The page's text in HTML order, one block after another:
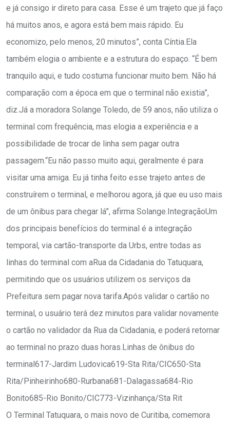
e já consigo ir direto para casa. Esse é um trajeto que já faço
há muitos anos, e agora está bem mais rápido. Eu
economizo, pelo menos, 20 minutos”, conta Cíntia.Ela
também elogia o ambiente e a estrutura do espaço. “É bem
tranquilo aqui, e tudo costuma funcionar muito bem. Não há
comparação com a época em que o terminal não existia”,
diz.Já a moradora Solange Toledo, de 59 anos, não utiliza o
terminal com frequência, mas elogia a experiência e a
possibilidade de trocar de linha sem pagar outra
passagem.“Eu não passo muito aqui, geralmente é para
visitar uma amiga. Eu já tinha feito esse trajeto antes de
construírem o terminal, e melhorou agora, já que eu uso mais
de um ônibus para chegar lá”, afirma Solange.IntegraçãoUm
dos principais benefícios do terminal é a integração
temporal, via cartão-transporte da Urbs, entre todas as
linhas do terminal com aRua da Cidadania do Tatuquara,
permitindo que os usuários utilizem os serviços da
Prefeitura sem pagar nova tarifa.Após validar o cartão no
terminal, o usuário terá dez minutos para validar novamente
o cartão no validador da Rua da Cidadania, e poderá retornar
ao terminal no prazo duas horas.Linhas de ônibus do
terminal617-Jardim Ludovica619-Sta Rita/CIC650-Sta
Rita/Pinheirinho680-Rurbana681-Dalagassa684-Rio
Bonito685-Rio Bonito/CIC773-Vizinhança/Sta Rit
O Terminal Tatuquara, o mais novo de Curitiba, comemora